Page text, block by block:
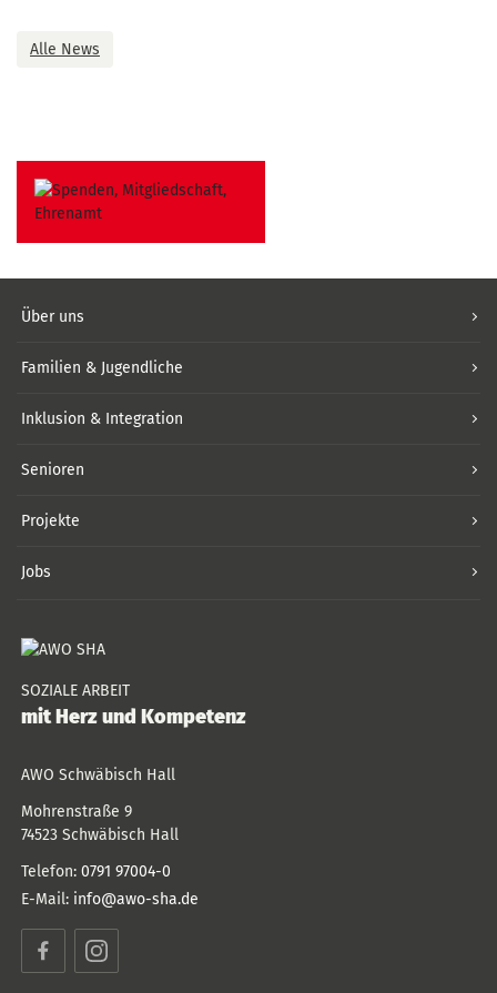
Alle News
Über uns
Familien & Jugendliche
Inklusion & Integration
Senioren
Projekte
Jobs
SOZIALE ARBEIT
mit Herz und Kompetenz
AWO Schwäbisch Hall
Mohrenstraße 9
74523 Schwäbisch Hall
Telefon: 0791 97004-0
E-Mail: info@awo-sha.de
FacebookInstagram